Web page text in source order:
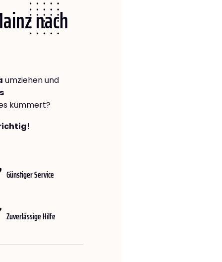
nach
umziehen und
kümmert?
Günstiger Service
Zuverlässige Hilfe